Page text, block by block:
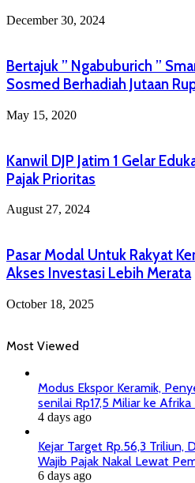
December 30, 2024
Bertajuk ” Ngabuburich ”
Sosmed Berhadiah Jutaan
May 15, 2020
Kanwil DJP Jatim 1 Gelar
Pajak Prioritas
August 27, 2024
Pasar Modal Untuk Rakyat
Akses Investasi Lebih Merata
October 18, 2025
Most Viewed
Modus Ekspor Keramik,
senilai Rp17,5 Miliar ke
4 days ago
Kejar Target Rp.56,3 Triliun,
Wajib Pajak Nakal Lewat
6 days ago